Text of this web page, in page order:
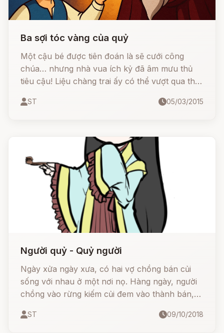
Ba sợi tóc vàng của quỷ
Một cậu bé được tiên đoán là sẽ cưới công
chúa… nhưng nhà vua ích kỷ đã âm mưu thủ
tiêu cậu! Liệu chàng trai ấy có thể vượt qua thử
được với tình yêu định mệnh của đời mình
ST 05/03/2015
Người quỷ - Quỷ người
Ngày xửa ngày xưa, có hai vợ chồng bán củi
sống với nhau ở một nơi nọ. Hàng ngày, người
chồng vào rừng kiếm củi đem vào thành bán,
ST 09/10/2018